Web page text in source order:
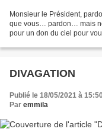
Monsieur le Président,
que vous… pardon… mais
pour un don du ciel pour
DIVAGATION
Publié le 18/05/2021 à
Par emmila